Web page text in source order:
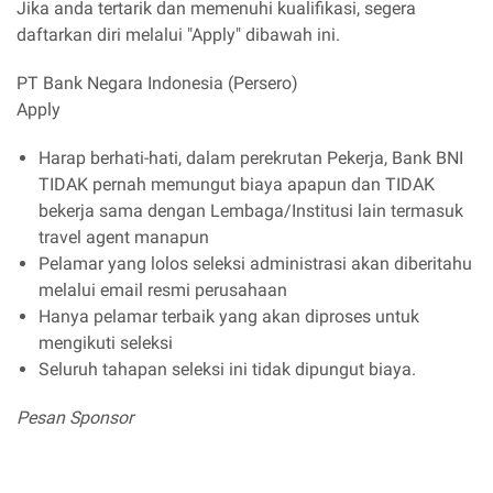
Jika anda tertarik dan memenuhi kualifikasi, segera
daftarkan diri melalui "Apply" dibawah ini.
PT Bank Negara Indonesia (Persero)
Apply
Harap berhati-hati, dalam perekrutan Pekerja, Bank BNI
TIDAK pernah memungut biaya apapun dan TIDAK
bekerja sama dengan Lembaga/Institusi lain termasuk
travel agent manapun
Pelamar yang lolos seleksi administrasi akan diberitahu
melalui email resmi perusahaan
Hanya pelamar terbaik yang akan diproses untuk
mengikuti seleksi
Seluruh tahapan seleksi ini tidak dipungut biaya.
Pesan Sponsor